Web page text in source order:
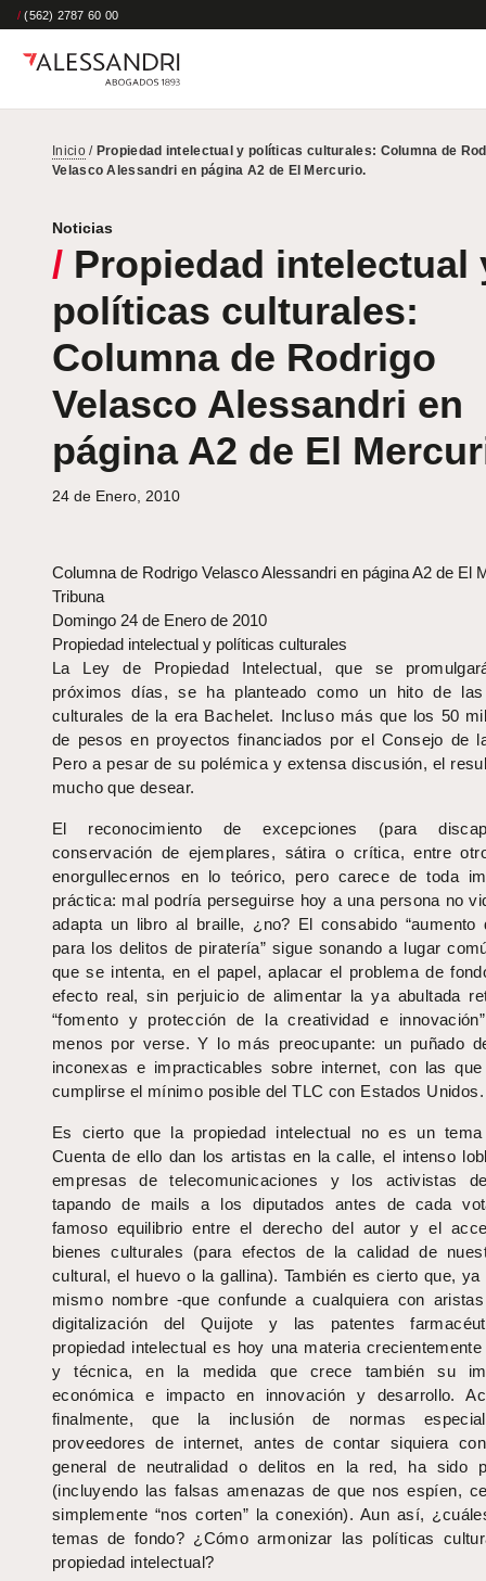
/ (562) 2787 60 00
Inicio/ Propiedad intelectual y políticas culturales: Columna de
Velasco Alessandri en página A2 de El Mercurio.
Noticias
/ Propiedad intelectual
políticas culturales:
Columna de Rodrigo
Velasco Alessandri en
página A2 de El
24 de Enero, 2010
Columna de Rodrigo Velasco Alessandri en página A2 de El
Tribuna
Domingo 24 de Enero de 2010
Propiedad intelectual y políticas culturales
La Ley de Propiedad Intelectual, que se
próximos días, se ha planteado como un hito de
culturales de la era Bachelet. Incluso más que los 50
de pesos en proyectos financiados por el Consejo de
Pero a pesar de su polémica y extensa discusión, el
mucho que desear.
El reconocimiento de excepciones (para
conservación de ejemplares, sátira o crítica, entre
enorgullecernos en lo teórico, pero carece de toda
práctica: mal podría perseguirse hoy a una persona no
adapta un libro al braille, ¿no? El consabido “aumento
para los delitos de piratería” sigue sonando a lugar
que se intenta, en el papel, aplacar el problema de
efecto real, sin perjuicio de alimentar la ya abultada
“fomento y protección de la creatividad e
menos por verse. Y lo más preocupante: un puñado
inconexas e impracticables sobre internet, con las que
cumplirse el mínimo posible del TLC con Estados Unidos.
Es cierto que la propiedad intelectual no es un
Cuenta de ello dan los artistas en la calle, el intenso
empresas de telecomunicaciones y los activistas
tapando de mails a los diputados antes de cada
famoso equilibrio entre el derecho del autor y el
bienes culturales (para efectos de la calidad de
cultural, el huevo o la gallina). También es cierto que, ya
mismo nombre -que confunde a cualquiera con
digitalización del Quijote y las patentes
propiedad intelectual es hoy una materia
y técnica, en la medida que crece también su
económica e impacto en innovación y desarrollo.
finalmente, que la inclusión de normas
proveedores de internet, antes de contar siquiera
general de neutralidad o delitos en la red, ha sido
(incluyendo las falsas amenazas de que nos espíen,
simplemente “nos corten” la conexión). Aun así,
temas de fondo? ¿Cómo armonizar las políticas
propiedad intelectual?